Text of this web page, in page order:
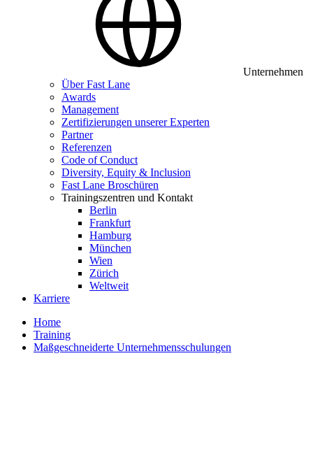
Unternehmen
Über Fast Lane
Awards
Management
Zertifizierungen unserer Experten
Partner
Referenzen
Code of Conduct
Diversity, Equity & Inclusion
Fast Lane Broschüren
Trainingszentren und Kontakt
Berlin
Frankfurt
Hamburg
München
Wien
Zürich
Weltweit
Karriere
Home
Training
Maßgeschneiderte Unternehmensschulungen